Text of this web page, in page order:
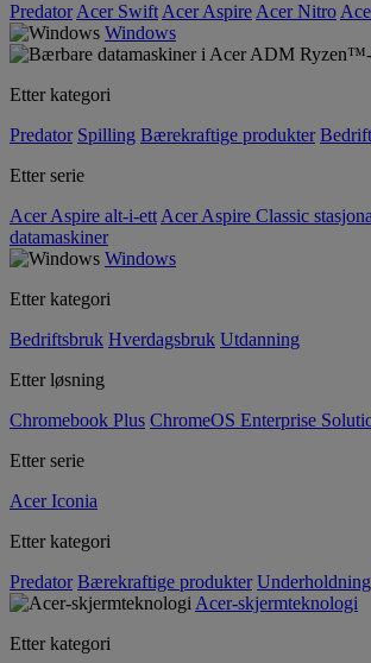
Predator Acer Swift Acer Aspire Acer Nitro
Windows
Etter kategori
Predator Spilling Bærekraftige produkter
Etter serie
Acer Aspire alt-i-ett Acer Aspire Classic
datamaskiner
Windows
Etter kategori
Bedriftsbruk Hverdagsbruk Utdanning
Etter løsning
Chromebook Plus ChromeOS Enterprise
Etter serie
Acer Iconia
Etter kategori
Predator Bærekraftige produkter Underholdning
Acer-skjermteknologi
Etter kategori